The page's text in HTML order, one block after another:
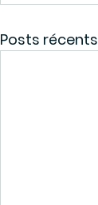
Posts récents